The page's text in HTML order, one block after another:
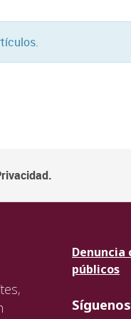
Denuncia
públicos